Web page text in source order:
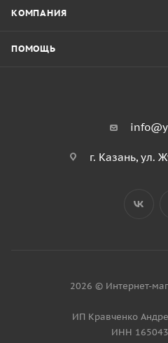
КОМПАНИЯ
ПОМОЩЬ
г. Казань, ул.
2026 © Интернет-
ИП Кравченко
ИНН